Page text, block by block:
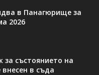
в Панагюрище за
2026
за състоянието на
в съда